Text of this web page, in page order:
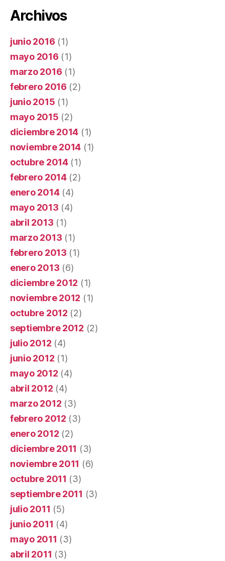
Archivos
junio 2016 (1)
mayo 2016 (1)
marzo 2016 (1)
febrero 2016 (2)
junio 2015 (1)
mayo 2015 (2)
diciembre 2014 (1)
noviembre 2014 (1)
octubre 2014(1)
febrero 2014(2)
enero 2014(4)
mayo 2013 (4)
abril 2013 (1)
marzo 2013 (1)
febrero 2013 (1)
enero 2013 (6)
diciembre 2012 (1)
noviembre 2012 (1)
octubre 2012 (2)
septiembre 2012 (2)
julio 2012 (4)
junio 2012 (1)
mayo 2012 (4)
abril 2012 (4)
marzo 2012 (3)
febrero 2012 (3)
enero 2012 (2)
diciembre 2011 (3)
noviembre 2011 (6)
octubre 2011 (3)
septiembre 2011 (3)
julio 2011 (5)
junio 2011 (4)
mayo 2011 (3)
abril 2011 (3)